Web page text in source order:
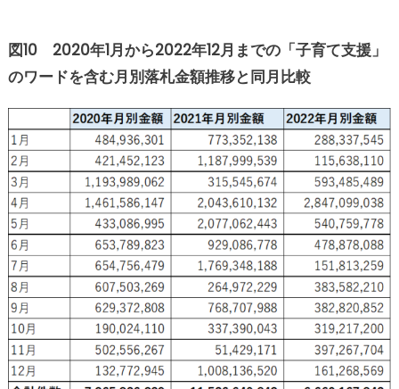
図10 2020年1月から2022年12月までの「子育て支援」
のワードを含む月別落札金額推移と同月比較